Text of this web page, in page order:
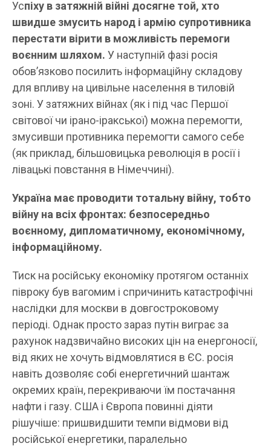
Успіху в затяжній війні досягне той, хто
швидше змусить народ і армію супротивника
перестати вірити в можливість перемоги
воєнним шляхом. У наступній фазі росія
обов’язково посилить інформаційну складову
для впливу на цивільне населення в тиловій
зоні. У затяжних війнах (як і під час Першої
світової чи ірано-іракської) можна перемогти,
змусивши противника перемогти самого себе
(як приклад, більшовицька революція в росії і
лівацькі повстання в Німеччині).
Україна має проводити тотальну війну, тобто
війну на всіх фронтах: безпосередньо
воєнному, дипломатичному, економічному,
інформаційному.
Тиск на російську економіку протягом останніх
півроку був вагомим і спричинить катастрофічні
наслідки для москви в довгостроковому
періоді. Однак просто зараз путін виграє за
рахунок надзвичайно високих цін на енергоносії,
від яких не хочуть відмовлятися в ЄС. росія
навіть дозволяє собі енергетичний шантаж
окремих країн, перекриваючи їм постачання
нафти і газу. США і Європа повинні діяти
рішучіше: пришвидшити темпи відмови від
російської енергетики, паралельно